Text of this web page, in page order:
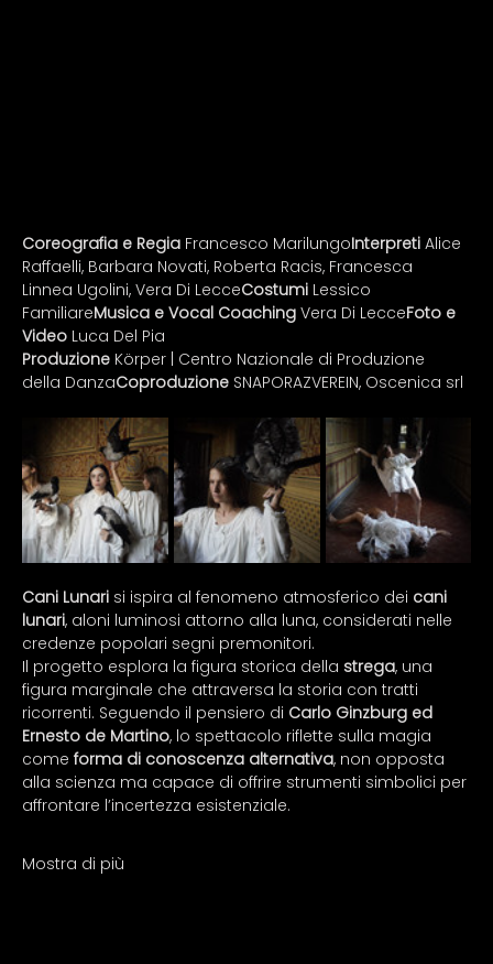
Coreografia e Regia Francesco MarilungoInterpreti Alice
Raffaelli, Barbara Novati, Roberta Racis, Francesca
Linnea Ugolini, Vera Di LecceCostumi Lessico
FamiliareMusica e Vocal Coaching Vera Di LecceFoto e
Video Luca Del Pia
Produzione Körper | Centro Nazionale di Produzione
della DanzaCoproduzione SNAPORAZVEREIN, Oscenica srl
Cani Lunari si ispira al fenomeno atmosferico dei cani
lunari, aloni luminosi attorno alla luna, considerati nelle
credenze popolari segni premonitori.
Il progetto esplora la figura storica della strega, una
figura marginale che attraversa la storia con tratti
ricorrenti. Seguendo il pensiero di Carlo Ginzburg ed
Ernesto de Martino, lo spettacolo riflette sulla magia
come forma di conoscenza alternativa, non opposta
alla scienza ma capace di offrire strumenti simbolici per
affrontare l’incertezza esistenziale.
Mostra di più